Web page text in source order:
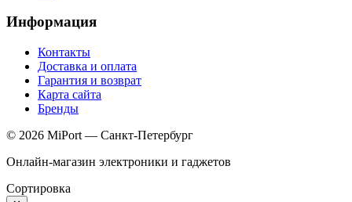
Информация
Контакты
Доставка и оплата
Гарантия и возврат
Карта сайта
Бренды
© 2026 MiPort — Санкт-Петербург
Онлайн-магазин электроники и гаджетов
Сортировка